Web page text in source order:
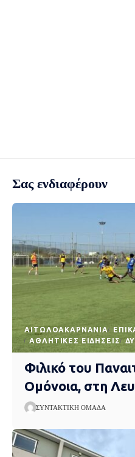
Σας ενδιαφέρουν
AΙΤΩΛΟΑΚΑΡΝΑΝΊΑ
ΑΘΛΗΤΙΚΈΣ ΕΙΔΉΣΕΙΣ
Φιλικό του
Ομόνοια, στη
ΣΥΝΤΑΚΤΙΚΉ ΟΜΆΔΑ